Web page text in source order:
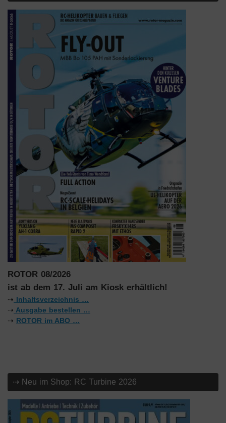
ROTOR 08/2026
ist ab dem 17. Juli am Kiosk erhältlich!
⇢ Inhaltsverzeichnis …
⇢ Ausgabe bestellen …
⇢ ROTOR im ABO …
⇢ Neu im Shop: RC Turbine 2026